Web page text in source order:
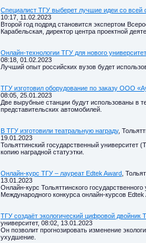
Специалист ТГУ выберет лучшие идеи со всей
10:17, 11.02.2023
Второй год подряд становится экспертом
Карабельская, директор центра проектной
Онлайн-технологии ТГУ для нового
08:18, 01.02.2023
Лучший опыт российских вузов будет
ТГУ изготовил оборудование по заказу ООО
08:05, 25.01.2023
Две вырубные станции будут использованы в
представительских автомобилей.
В ТГУ изготовили театральную награду,
19.01.2023
Тольяттинский государственный университет
копию наградной статуэтки.
Онлайн-курс ТГУ – лауреат Edtek Award ,
13.01.2023
Онлайн-курс Тольяттинского
Международного конкурса онлайн-курсов
ТГУ создаёт экологический цифровой двойник
университет, 08:02, 13.01.2023
Он позволит прогнозировать изменение
ухудшение.